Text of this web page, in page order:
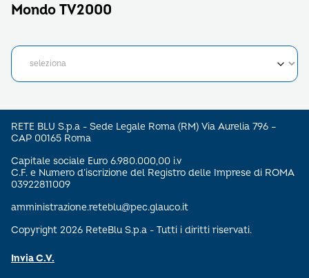
Mondo TV2000
RETE BLU S.p.a - Sede Legale Roma (RM) Via Aurelia 796 –
CAP 00165 Roma
Capitale sociale Euro 6.980.000,00 i.v
C.F. e Numero d’iscrizione del Registro delle Imprese di ROMA
03922811009
amministrazione.reteblu@pec.glauco.it
Copyright 2026 ReteBlu S.p.a - Tutti i diritti riservati.
Invia C.V.